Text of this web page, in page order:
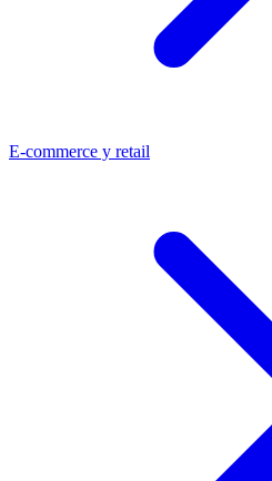
E-commerce y retail